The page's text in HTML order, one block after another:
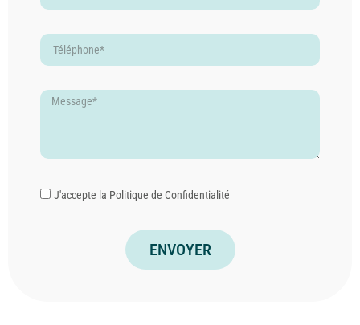
J'accepte la Politique de Confidentialité
ENVOYER